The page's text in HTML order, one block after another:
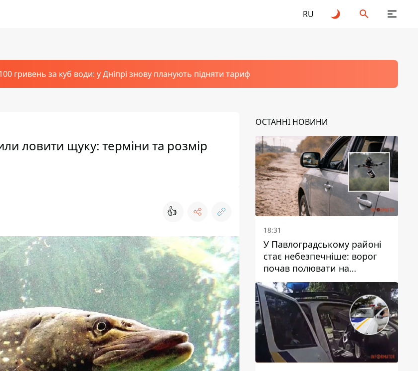
RU
гривень за куб води: у Дніпрі знову планують підняти тариф
ловити щуку: терміни та розмір
👍
ОСТАННІ НОВИНИ
18:31
У Павлоградському районі
стає небезпечніше: ворог
почав полювати на
цивільний та військовий
транспорти